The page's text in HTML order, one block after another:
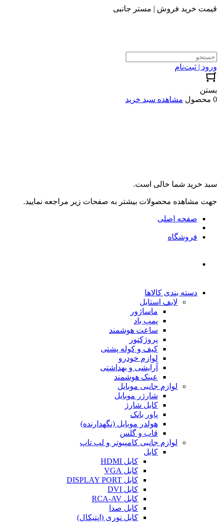
قیمت خرید فروش | مستر جانبی
ورود | ثبت‌نام
بستن
0 محصول
مشاهده سبد خرید
سبد خرید شما خالی است.
جهت مشاهده محصولات بیشتر به صفحات زیر مراجعه نمایید.
صفحه اصلی
فروشگاه
دسته بندی کالاها
لایف استایل
ماساژور
پمپ باد
ساعت هوشمند
پروژکتور
کیف و کوله پشتی
لوازم خودرو
آرایشی و بهداشتی
عینک هوشمند
لوازم جانبی موبایل
شارژر موبایل
کابل شارژ
پاور بانک
هولدر موبایل (نگهدارنده)
قاب و گلس
لوازم جانبی کامپیوتر و لپ تاپ
کابل
کابل HDMI
کابل VGA
کابل DISPLAY PORT
کابل DVI
کابل RCA-AV
کابل صدا
کابل نوری (اپتیکال)